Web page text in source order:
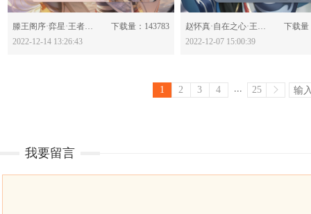
分享：
滕王阁序·弈星·王者荣耀-630280
下载量：143783
2022-12-14 13:26:43
分享：
赵怀真·自在之心·王者荣耀-630202
下载量
2022-12-07 15:00:39
1 2 3 4 ... 25
我要留言